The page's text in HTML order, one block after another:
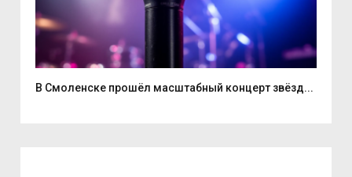
В Смоленске прошёл масштабный концерт звёзд...